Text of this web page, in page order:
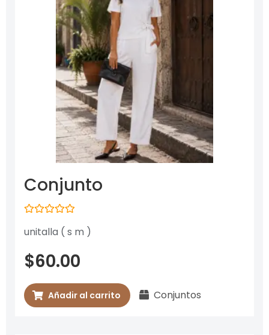
Conjunto
con
5
unitalla ( s m )
$60.00
Añadir al carrito Conjuntos